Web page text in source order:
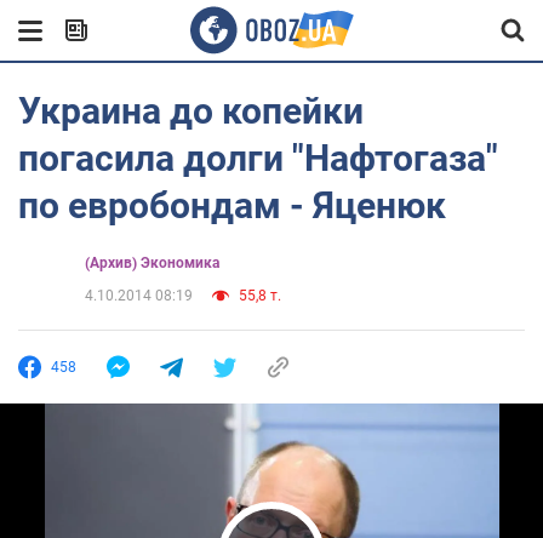
Украина до копейки
погасила долги "Нафтогаза"
по евробондам - Яценюк
(Архив) Экономика
4.10.2014 08:19
55,8 т.
458